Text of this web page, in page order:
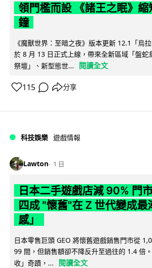
領門檻而設 《諸王之眠》縮
鐘
《魔獸世界：至暗之夜》版本更新 12.1「烏
於 8 月 13 日正式上線，帶來全新區域「盤蛇
祭壇」、新型態世...
閱讀全文
115 分享
科技娛樂 遊戲情報
Lawton 1 日
日本二手遊戲店減 90% 門
四成 "懷舊"在 Z 世代變成最
感」
日本零售巨頭 GEO 將懷舊遊戲銷售門市從
99 間，但銷售額卻不降反升至過往的 1.4 倍
收」奇蹟，...
閱讀全文